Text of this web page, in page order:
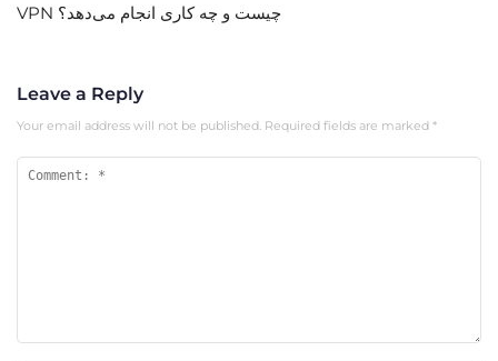
VPN چیست و چه کاری انجام می‌دهد؟
Leave a Reply
Your email address will not be published. Required fields are marked *